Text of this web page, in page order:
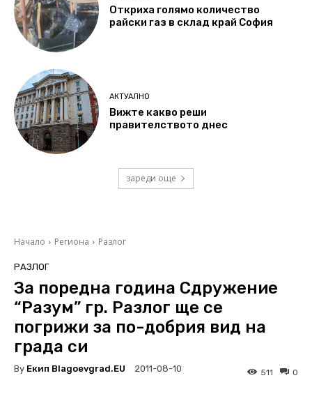
Откриха голямо количество
райски газ в склад край София
АКТУАЛНО
Вижте какво реши
правителството днес
зареди още